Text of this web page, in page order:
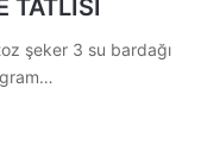
TATLISI
şeker 3 su bardağı